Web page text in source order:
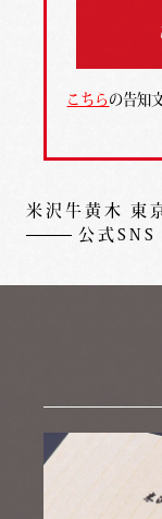
こちら の告知
米沢牛黄木 東
公式SNS